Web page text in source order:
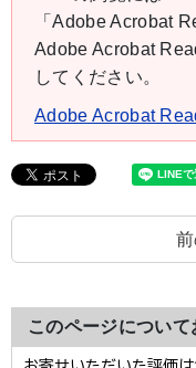
「Adobe Acrobat
Adobe Acrobat
してください。
Adobe Acrobat
このページについ